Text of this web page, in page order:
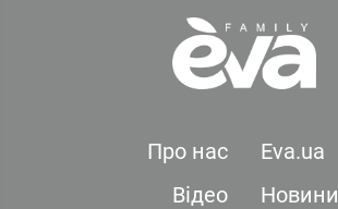
Про нас
Eva.ua
Відео
Новини